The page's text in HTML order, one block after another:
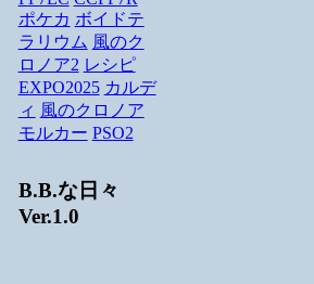
ポケカ ボイドテ
ラリウム 風のク
ロノア2 レシピ
EXPO2025 カルデ
ィ 風のクロノア
モルカー PSO2
B.B.な日々
Ver.1.0